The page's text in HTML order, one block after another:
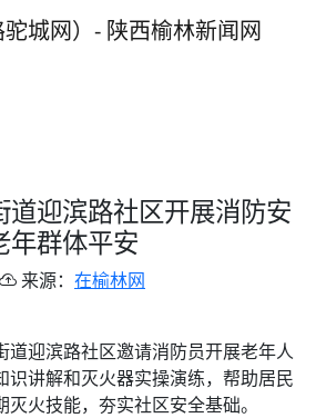
道迎滨路社区开展消防安
年群体平安
来源： 在榆林网
道迎滨路社区邀请消防员开展老年人
识讲解和灭火器实操演练，帮助居民
火技能，夯实社区安全基础。